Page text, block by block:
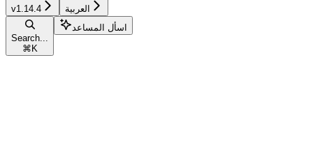
v1.14.4 العربية
Search...
⌘ K
اسأل المساعد